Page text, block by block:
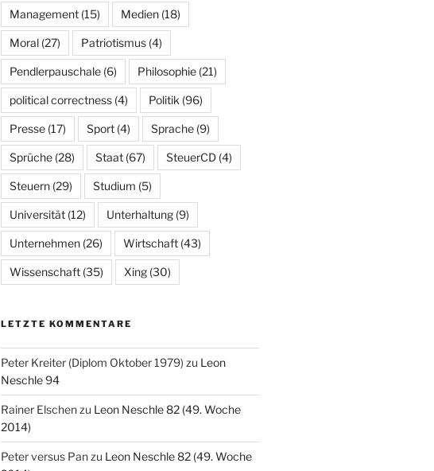
Management(15) Medien(18)
Moral(27) Patriotismus(4)
Pendlerpauschale(6) Philosophie(21)
political correctness(4) Politik (96)
Presse(17) Sport(4) Sprache(9)
Sprüche(28) Staat(67) SteuerCD(4)
Steuern(29) Studium (5)
Universität(12) Unterhaltung(9)
Unternehmen(26) Wirtschaft(43)
Wissenschaft(35) Xing(30)
LETZTE KOMMENTARE
Peter Kreiter (Diplom Oktober 1979) zu Leon
Neschle 94
Rainer Elschenzu Leon Neschle 82 (49. Woche
2014)
Peter versus Panzu Leon Neschle 82 (49. Woche